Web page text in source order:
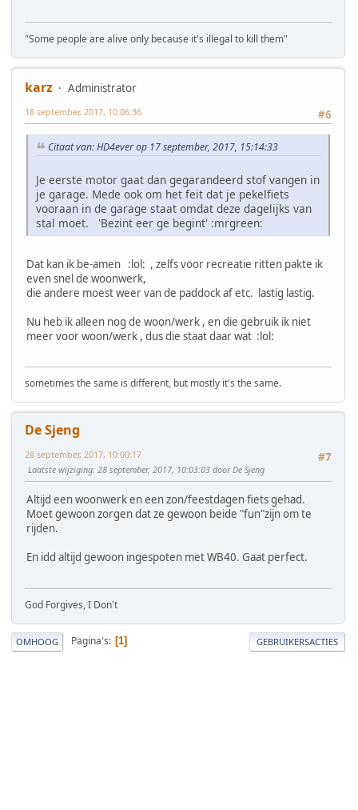
"Some people are alive only because it's illegal to kill them"
karz
Administrator
#6
18 september, 2017, 10:06:36
Citaat van: HD4ever op 17 september, 2017, 15:14:33
Je eerste motor gaat dan gegarandeerd stof vangen in
je garage. Mede ook om het feit dat je pekelfiets
vooraan in de garage staat omdat deze dagelijks van
stal moet. 'Bezint eer ge begint' :mrgreen:
Dat kan ik be-amen :lol: , zelfs voor recreatie ritten pakte ik
even snel de woonwerk,
die andere moest weer van de paddock af etc. lastig lastig.
Nu heb ik alleen nog de woon/werk , en die gebruik ik niet
meer voor woon/werk , dus die staat daar wat :lol:
sometimes the same is different, but mostly it's the same.
De Sjeng
#7
28 september, 2017, 10:00:17
Laatste wijziging: 28 september, 2017, 10:03:03 door De Sjeng
Altijd een woonwerk en een zon/feestdagen fiets gehad.
Moet gewoon zorgen dat ze gewoon beide "fun"zijn om te
rijden.
En idd altijd gewoon ingespoten met WB40. Gaat perfect.
God Forgives, I Don't
OMHOOG Pagina's 1 GEBRUIKERSACTIES